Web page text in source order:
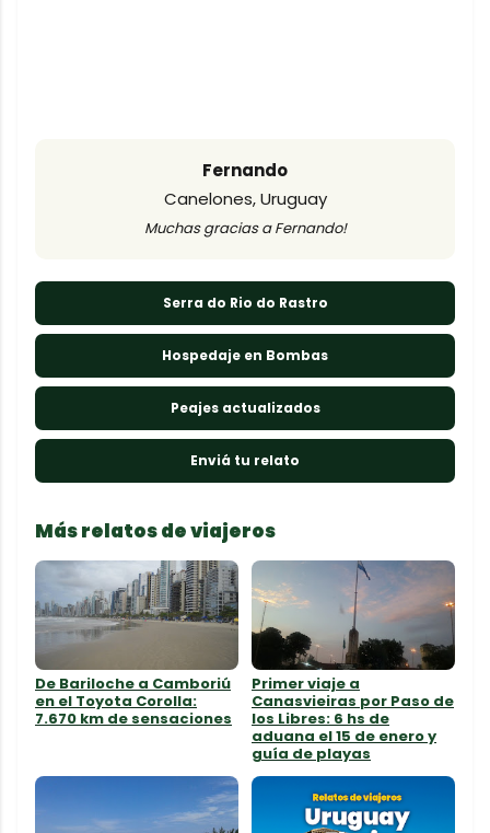
Fernando
Canelones, Uruguay
Muchas gracias a Fernando!
Serra do Rio do Rastro
Hospedaje en Bombas
Peajes actualizados
Enviá tu relato
Más relatos de viajeros
De Bariloche a Camboriú
en el Toyota Corolla:
7.670 km de sensaciones
Primer viaje a
Canasvieiras por Paso de
los Libres: 6 hs de
aduana el 15 de enero y
guía de playas